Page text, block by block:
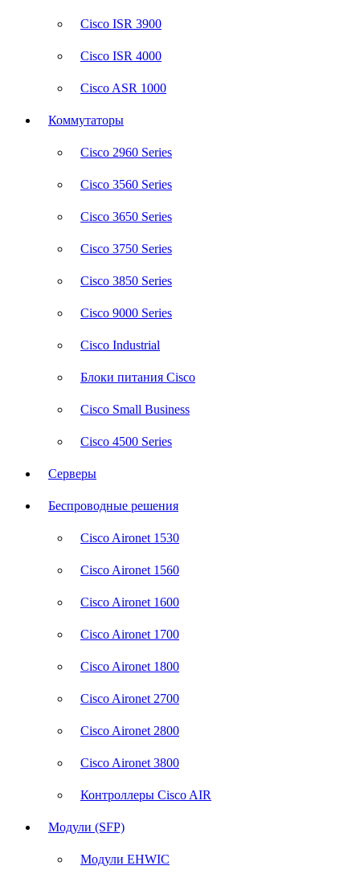
Cisco ISR 3900
Cisco ISR 4000
Cisco ASR 1000
Коммутаторы
Cisco 2960 Series
Cisco 3560 Series
Cisco 3650 Series
Cisco 3750 Series
Cisco 3850 Series
Cisco 9000 Series
Cisco Industrial
Блоки питания Cisco
Cisco Small Business
Cisco 4500 Series
Серверы
Беспроводные решения
Cisco Aironet 1530
Cisco Aironet 1560
Cisco Aironet 1600
Cisco Aironet 1700
Cisco Aironet 1800
Cisco Aironet 2700
Cisco Aironet 2800
Cisco Aironet 3800
Контроллеры Cisco AIR
Модули (SFP)
Модули EHWIC